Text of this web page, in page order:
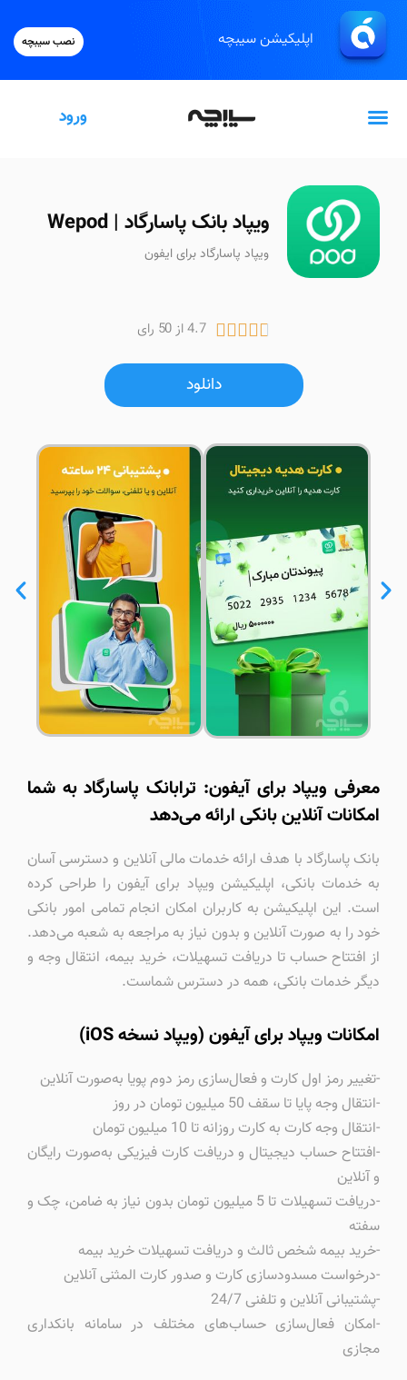
نصب سیبچه اپلیکیشن سیبچه
ورود
ویپاد بانک پاسارگاد | Wepod
ویپاد پاسارگاد برای ایفون
4.7 از 50 رای 
دانلود
معرفی ویپاد برای آیفون: ترابانک پاسارگاد به شما
امکانات آنلاین بانکی ارائه می‌دهد
بانک پاسارگاد با هدف ارائه خدمات مالی آنلاین و دسترسی آسان
به خدمات بانکی، اپلیکیشن ویپاد برای آیفون را طراحی کرده
است. این اپلیکیشن به کاربران امکان انجام تمامی امور بانکی
خود را به صورت آنلاین و بدون نیاز به مراجعه به شعبه می‌دهد.
از افتتاح حساب تا دریافت تسهیلات، خرید بیمه، انتقال وجه و
دیگر خدمات بانکی، همه در دسترس شماست.
امکانات ویپاد برای آیفون (ویپاد نسخه iOS)
-تغییر رمز اول کارت و فعال‌سازی رمز دوم پویا به‌صورت آنلاین
-انتقال وجه پایا تا سقف 50 میلیون تومان در روز
-انتقال وجه کارت به کارت روزانه تا 10 میلیون تومان
-افتتاح حساب دیجیتال و دریافت کارت فیزیکی به‌صورت رایگان
و آنلاین
-دریافت تسهیلات تا 5 میلیون تومان بدون نیاز به ضامن، چک و
سفته
-خرید بیمه شخص ثالث و دریافت تسهیلات خرید بیمه
-درخواست مسدودسازی کارت و صدور کارت المثنی آنلاین
-پشتیبانی آنلاین و تلفنی 24/7
-امکان فعال‌سازی حساب‌های مختلف در سامانه بانکداری
مجازی